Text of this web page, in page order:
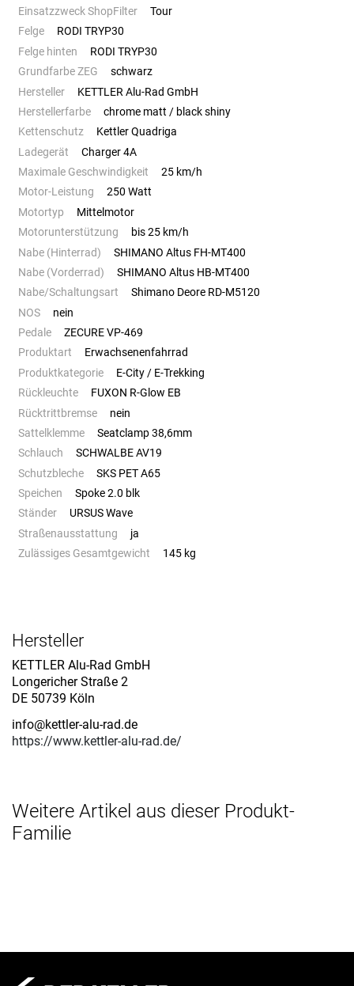
Einsatzzweck ShopFilter
Tour
Felge
RODI TRYP30
Felge hinten
RODI TRYP30
Grundfarbe ZEG
schwarz
Hersteller
KETTLER Alu-Rad GmbH
Herstellerfarbe
chrome matt / black shiny
Kettenschutz
Kettler Quadriga
Ladegerät
Charger 4A
Maximale Geschwindigkeit
25 km/h
Motor-Leistung
250 Watt
Motortyp
Mittelmotor
Motorunterstützung
bis 25 km/h
Nabe (Hinterrad)
SHIMANO Altus FH-MT400
Nabe (Vorderrad)
SHIMANO Altus HB-MT400
Nabe/Schaltungsart
Shimano Deore RD-M5120
NOS
nein
Pedale
ZECURE VP-469
Produktart
Erwachsenenfahrrad
Produktkategorie
E-City / E-Trekking
Rückleuchte
FUXON R-Glow EB
Rücktrittbremse
nein
Sattelklemme
Seatclamp 38,6mm
Schlauch
SCHWALBE AV19
Schutzbleche
SKS PET A65
Speichen
Spoke 2.0 blk
Ständer
URSUS Wave
Straßenausstattung
ja
Zulässiges Gesamtgewicht
145 kg
Hersteller
KETTLER Alu-Rad GmbH
Longericher Straße 2
DE 50739 Köln
info@kettler-alu-rad.de
https://www.kettler-alu-rad.de/
Weitere Artikel aus dieser Produkt-
Familie